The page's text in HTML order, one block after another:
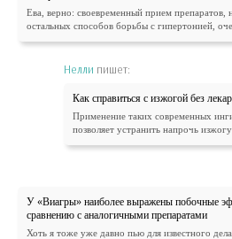
Ева, верно: своевременный прием препаратов,
остальных способов борьбы с гипертонией,
Нелли пишет:
Как справиться с изжогой без
Применение таких современных
позволяет устранить напрочь
У «Виагры» наиболее выражены побочные
сравнению с аналогичными препаратами
Хоть я тоже уже давно пью для известного